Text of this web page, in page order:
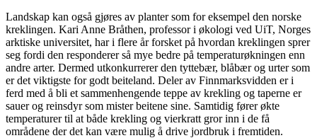
Landskap kan også gjøres av planter som for eksempel den norske
kreklingen. Kari Anne Bråthen, professor i økologi ved UiT, Norges
arktiske universitet, har i flere år forsket på hvordan kreklingen sprer
seg fordi den responderer så mye bedre på temperaturøkningen enn
andre arter. Dermed utkonkurrerer den tyttebær, blåbær og urter som
er det viktigste for godt beiteland. Deler av Finnmarksvidden er i
ferd med å bli et sammenhengende teppe av krekling og taperne er
sauer og reinsdyr som mister beitene sine. Samtidig fører økte
temperaturer til at både krekling og vierkratt gror inn i de få
områdene der det kan være mulig å drive jordbruk i fremtiden.